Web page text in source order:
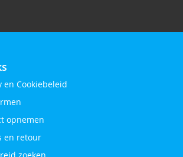
en Cookiebeleid
opnemen
en retour